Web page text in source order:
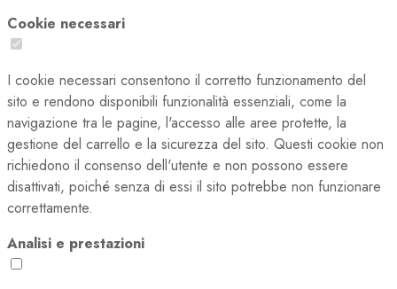
Cookie necessari
I cookie necessari consentono il corretto funzionamento del
sito e rendono disponibili funzionalità essenziali, come la
navigazione tra le pagine, l'accesso alle aree protette, la
gestione del carrello e la sicurezza del sito. Questi cookie non
richiedono il consenso dell'utente e non possono essere
disattivati, poiché senza di essi il sito potrebbe non funzionare
correttamente.
Analisi e prestazioni